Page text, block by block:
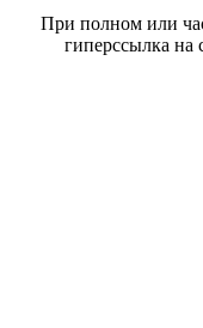
При полном или
гиперссылка на